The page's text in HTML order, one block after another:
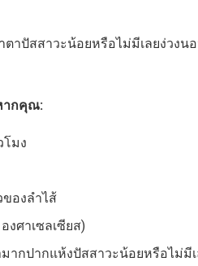
าปัสสาวะน้อยหรือไม่มีเลยง่วงน
ากคุณ:
โมง
ของลำไส้
งศาเซลเซียส)
กปากแห้งปัสสาวะน้อยหรือไม่มีเ